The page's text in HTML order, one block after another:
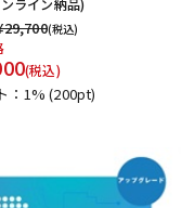
xlnaudio
ライン納品)
29,700(税込)
(税込)
：1%(200pt)